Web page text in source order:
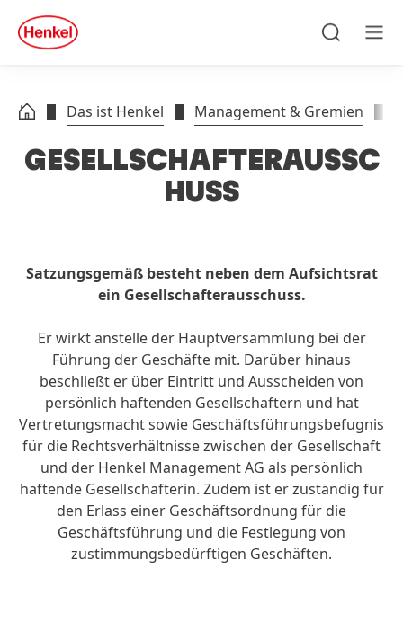
Zu Footer springen
quick
search
Das ist Henkel Management & Gremien
GESELLSCHAFTERAUSSC
HUSS
Satzungsgemäß besteht neben dem Aufsichtsrat
ein Gesellschafterausschuss.
Er wirkt anstelle der Hauptversammlung bei der
Führung der Geschäfte mit. Darüber hinaus
beschließt er über Eintritt und Ausscheiden von
persönlich haftenden Gesellschaftern und hat
Vertretungsmacht sowie Geschäftsführungsbefugnis
für die Rechtsverhältnisse zwischen der Gesellschaft
und der Henkel Management AG als persönlich
haftende Gesellschafterin. Zudem ist er zuständig für
den Erlass einer Geschäftsordnung für die
Geschäftsführung und die Festlegung von
zustimmungsbedürftigen Geschäften.